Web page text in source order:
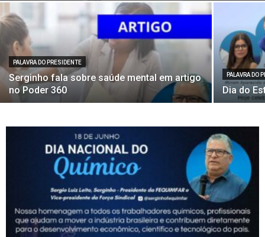
PALAVRA DO PRESIDENTE
Serginho fala sobre saúde mental em artigo
no Poder 360
PALAVRA DO
Dia do